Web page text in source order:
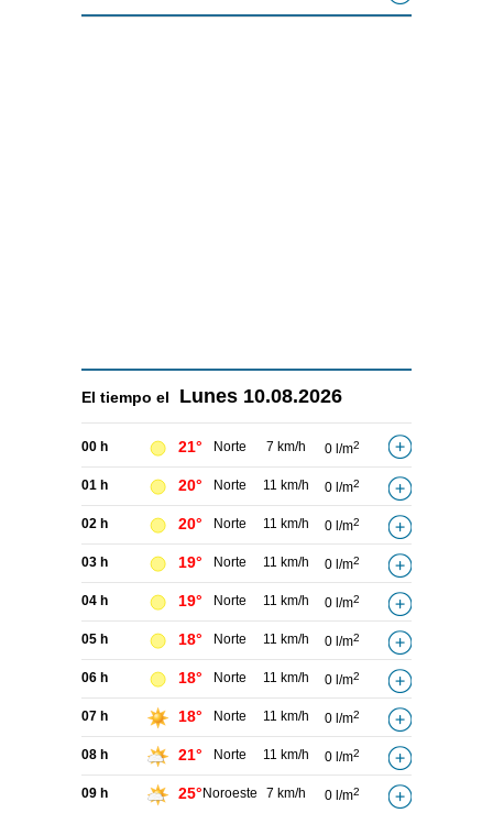
El tiempo el Lunes 10.08.2026
00 h 21° Norte 7 km/h 0 l/m2
01 h 20° Norte 11 km/h 0 l/m2
02 h 20° Norte 11 km/h 0 l/m2
03 h 19° Norte 11 km/h 0 l/m2
04 h 19° Norte 11 km/h 0 l/m2
05 h 18° Norte 11 km/h 0 l/m2
06 h 18° Norte 11 km/h 0 l/m2
07 h 18° Norte 11 km/h 0 l/m2
08 h 21° Norte 11 km/h 0 l/m2
09 h 25° Noroeste 7 km/h 0 l/m2